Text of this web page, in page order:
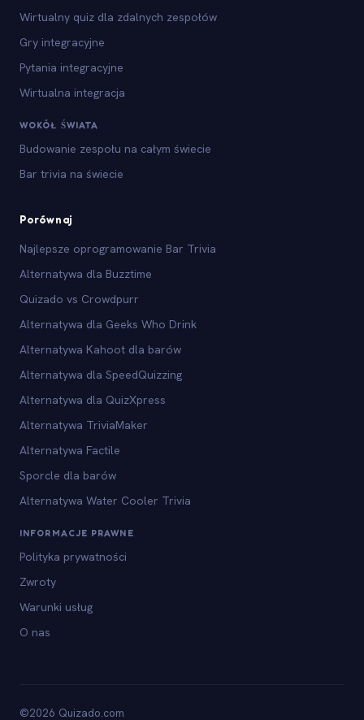
Wirtualny quiz dla zdalnych zespołów
Gry integracyjne
Pytania integracyjne
Wirtualna integracja
WOKÓŁ ŚWIATA
Budowanie zespołu na całym świecie
Bar trivia na świecie
Porównaj
Najlepsze oprogramowanie Bar Trivia
Alternatywa dla Buzztime
Quizado vs Crowdpurr
Alternatywa dla Geeks Who Drink
Alternatywa Kahoot dla barów
Alternatywa dla SpeedQuizzing
Alternatywa dla QuizXpress
Alternatywa TriviaMaker
Alternatywa Factile
Sporcle dla barów
Alternatywa Water Cooler Trivia
INFORMACJE PRAWNE
Polityka prywatności
Zwroty
Warunki usług
O nas
©2026 Quizado.com